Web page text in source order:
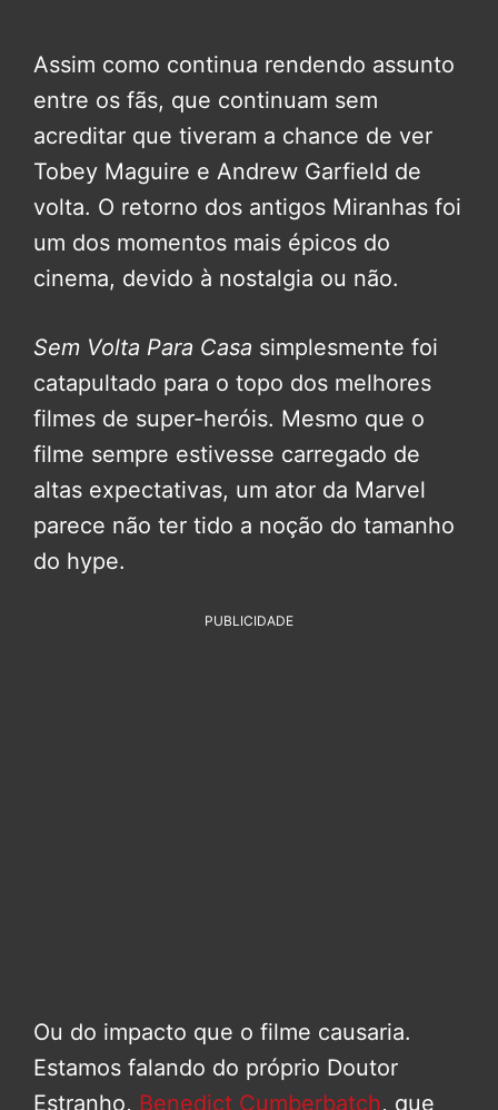
Assim como continua rendendo assunto
entre os fãs, que continuam sem
acreditar que tiveram a chance de ver
Tobey Maguire e Andrew Garfield de
volta. O retorno dos antigos Miranhas foi
um dos momentos mais épicos do
cinema, devido à nostalgia ou não.
Sem Volta Para Casa simplesmente foi
catapultado para o topo dos melhores
filmes de super-heróis. Mesmo que o
filme sempre estivesse carregado de
altas expectativas, um ator da Marvel
parece não ter tido a noção do tamanho
do hype.
PUBLICIDADE
Ou do impacto que o filme causaria.
Estamos falando do próprio Doutor
Estranho, Benedict Cumberbatch, que